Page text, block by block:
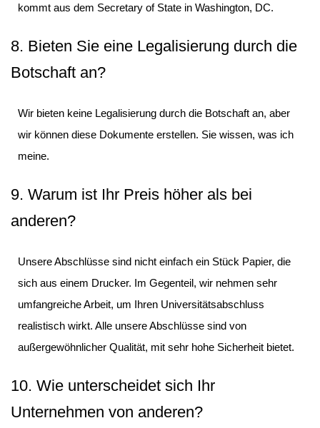
kommt aus dem Secretary of State in Washington, DC.
8. Bieten Sie eine Legalisierung durch die
Botschaft an?
Wir bieten keine Legalisierung durch die Botschaft an, aber
wir können diese Dokumente erstellen. Sie wissen, was ich
meine.
9. Warum ist Ihr Preis höher als bei
anderen?
Unsere Abschlüsse sind nicht einfach ein Stück Papier, die
sich aus einem Drucker. Im Gegenteil, wir nehmen sehr
umfangreiche Arbeit, um Ihren Universitätsabschluss
realistisch wirkt. Alle unsere Abschlüsse sind von
außergewöhnlicher Qualität, mit sehr hohe Sicherheit bietet.
10. Wie unterscheidet sich Ihr
Unternehmen von anderen?